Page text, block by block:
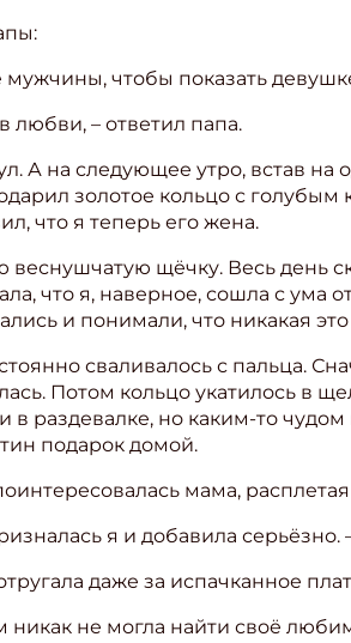
чтобы показать
любви, – ответил папа.
А на следующее утро, встав
золотое кольцо с
что я теперь его жена.
веснушчатую щёчку. Весь день
что я, наверное, сошла с ума
и понимали, что никакая
сваливалось с пальца.
Потом кольцо укатилось в
в раздевалке, но каким-то
подарок домой.
поинтересовалась мама,
я и добавила
даже за испачканное
не могла найти своё
на рассылку
электронный "Классный журнал" в
Ваш Email